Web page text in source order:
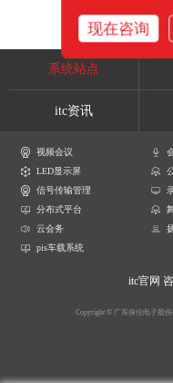
系统站点
itc资讯
视频会议
LED显示屏
信号传输管理
分布式平台
云会务
pis车载系统
itc官网
Copyright © 广东保伦电子股份
现在咨询